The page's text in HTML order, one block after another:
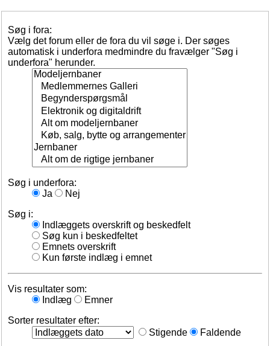
Søg i fora:
Vælg det forum eller de fora du vil søge i. Der søges
automatisk i underfora medmindre du fravælger "Søg i
underfora" herunder.
Søg i underfora:
Ja
Nej
Søg i:
Indlæggets overskrift og beskedfelt
Søg kun i beskedfeltet
Emnets overskrift
Kun første indlæg i emnet
Vis resultater som:
Indlæg
Emner
Sorter resultater efter:
Stigende
Faldende